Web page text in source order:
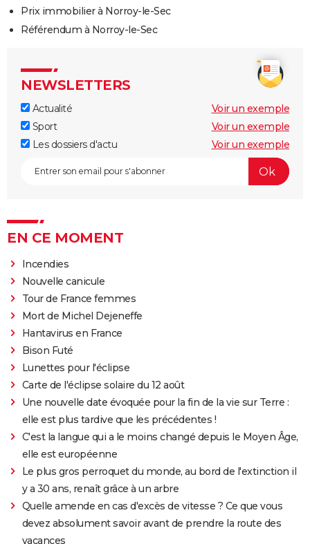
Prix immobilier à Norroy-le-Sec
Référendum à Norroy-le-Sec
NEWSLETTERS
Actualité
Voir un exemple
Sport
Voir un exemple
Les dossiers d'actu
Voir un exemple
EN CE MOMENT
Incendies
Nouvelle canicule
Tour de France femmes
Mort de Michel Dejeneffe
Hantavirus en France
Bison Futé
Lunettes pour l'éclipse
Carte de l'éclipse solaire du 12 août
Une nouvelle date évoquée pour la fin de la vie sur Terre :
elle est plus tardive que les précédentes !
C'est la langue qui a le moins changé depuis le Moyen Âge,
elle est européenne
Le plus gros perroquet du monde, au bord de l'extinction il
y a 30 ans, renaît grâce à un arbre
Quelle amende en cas d'excès de vitesse ? Ce que vous
devez absolument savoir avant de prendre la route des
vacances